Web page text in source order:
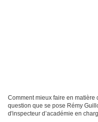
Comment mieux faire en matière
question que se pose Rémy
d'inspecteur d’académie en